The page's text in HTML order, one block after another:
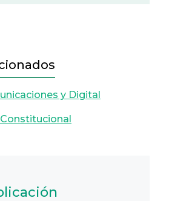
y Digital